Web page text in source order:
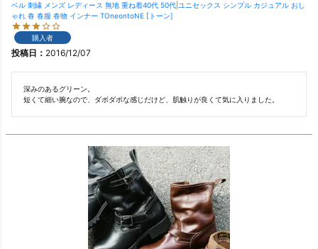
ベル 刺繍 メンズ レディース 無地 重ね着40代 50代|ユニセックス シンプル カジュアル おし
ゃれ 春 春服 春物 インナー TOneontoNE [トーン]
購入者
投稿日 2016/12/07
深みのあるグリーン。
短くて細い腕なので、ダボダボな感じだけど、肌触りが良くて気に入りました。